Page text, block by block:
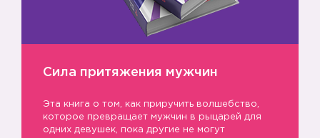
Сила притяжения мужчин
Эта книга о том, как приручить волшебство,
которое превращает мужчин в рыцарей для
одних девушек, пока другие не могут